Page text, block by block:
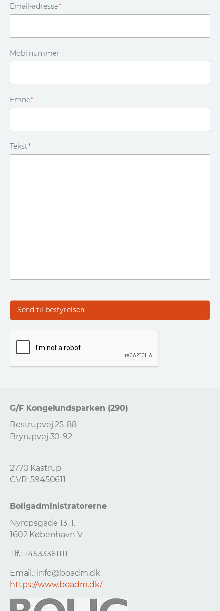
Email-adresse*
Mobilnummer
Emne*
Tekst*
G/F Kongelundsparken (290)
Restrupvej 25-88
Bryrupvej 30-92
2770 Kastrup
CVR: 59450611
Boligadministratorerne
Nyropsgade 13, 1.
1602 København V
Tlf.: +4533381111
Email.: info@boadm.dk
https://www.boadm.dk/